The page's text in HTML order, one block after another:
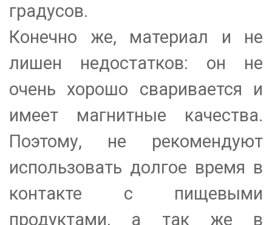
градусов.
Конечно же, материал и не
лишен недостатков: он не
очень хорошо сваривается и
имеет магнитные качества.
Поэтому, не рекомендуют
использовать долгое время в
контакте с пищевыми
продуктами, а так же в